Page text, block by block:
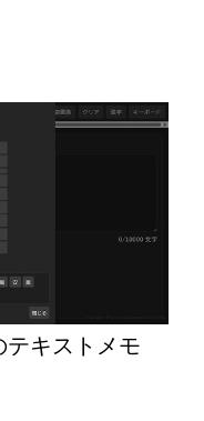
テキストメモ